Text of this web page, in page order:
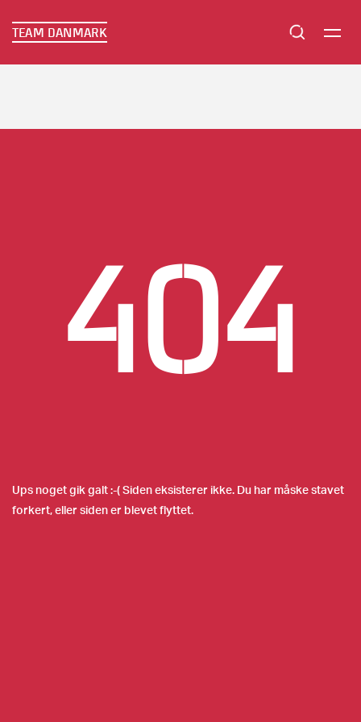
TEAM DANMARK
TEAM DANMARK
404
Ups noget gik galt :-( Siden eksisterer ikke. Du har måske stavet
forkert, eller siden er blevet flyttet.